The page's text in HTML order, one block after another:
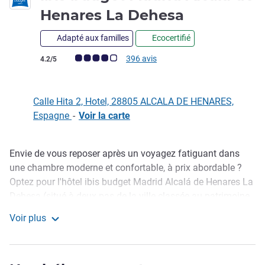
Henares La Dehesa
Adapté aux familles Ecocertifié
Note Avis clients (Note ALL)
4.2/5 396 avis
Calle Hita 2, Hotel, 28805 ALCALA DE HENARES,
Espagne - Voir la carte
Description
Envie de vous reposer après un voyagez fatiguant dans
une chambre moderne et confortable, à prix abordable ?
Optez pour l'hôtel ibis budget Madrid Alcalá de Henares La
Les chambres de l'hôtel ibis budget Alcalá de Henares sont
Voir plus